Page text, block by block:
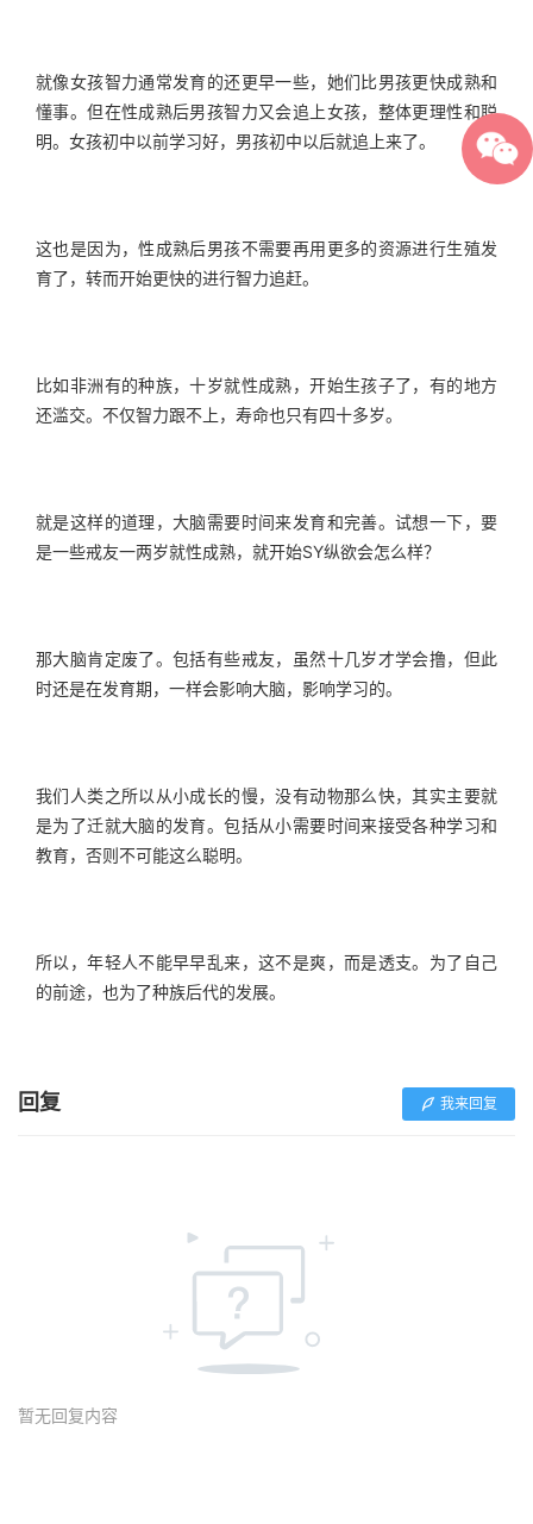
就像女孩智力通常发育的还更早一些，她们比男孩更快成熟和
懂事。但在性成熟后男孩智力又会追上女孩，整体更理性和聪
明。女孩初中以前学习好，男孩初中以后就追上来了。
这也是因为，性成熟后男孩不需要再用更多的资源进行生殖发
育了，转而开始更快的进行智力追赶。
比如非洲有的种族，十岁就性成熟，开始生孩子了，有的地方
还滥交。不仅智力跟不上，寿命也只有四十多岁。
就是这样的道理，大脑需要时间来发育和完善。试想一下，要
是一些戒友一两岁就性成熟，就开始SY纵欲会怎么样？
那大脑肯定废了。包括有些戒友，虽然十几岁才学会撸，但此
时还是在发育期，一样会影响大脑，影响学习的。
我们人类之所以从小成长的慢，没有动物那么快，其实主要就
是为了迁就大脑的发育。包括从小需要时间来接受各种学习和
教育，否则不可能这么聪明。
所以，年轻人不能早早乱来，这不是爽，而是透支。为了自己
的前途，也为了种族后代的发展。
回复 我来回复
暂无回复内容